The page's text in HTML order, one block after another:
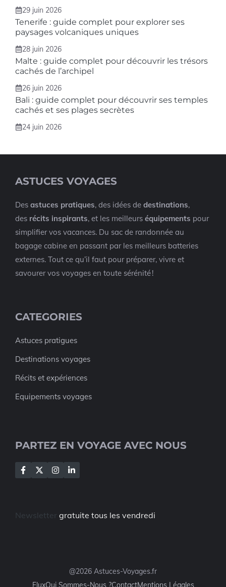
29 juin 2026
Tenerife : guide complet pour explorer ses
paysages volcaniques uniques
28 juin 2026
Malte : guide complet pour découvrir les trésors
cachés de l’archipel
26 juin 2026
Bali : guide complet pour découvrir ses temples
cachés et ses plages secrètes
24 juin 2026
ASTUCES VOYAGES
Des astuces pratiques, des idées de destinations,
des récits inspirants, et les meilleurs équipements pour
simplifier vos vacances. Du sac de randonnée au
bagage cabine en passant par les meilleurs batteries
externes. Tout ce qu’il faut pour préparer, vivre et
savourer vos voyages en toute sérénité !
CATEGORIES
Astuces pratigues
Destinations voyages
Récits et expériences
Equipements voyages
PARTEZ EN VOYAGE AVEC NOUS
Newsletter gratuite tous les vendredi
@2026 Astuces-Voyages.fr
FluxQui Sommes-Nous ?ContactMentions Légales